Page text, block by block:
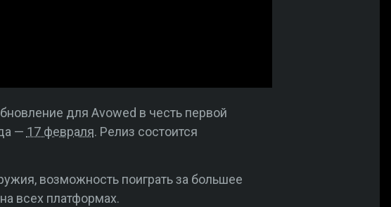
для Avowed в честь первой
— 17 февраля. Релиз состоится
возможность поиграть за большее
всех платформах.